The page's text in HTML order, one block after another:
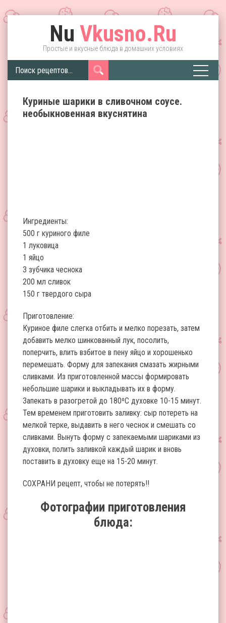
Nu Vkusno.Ru
Простые и вкусные блюда в домашних условиях
Куриные шарики в сливочном соусе.
необыкновенная вкуснятина
Ингредиенты:
500 г куриного филе
1 луковица
1 яйцо
3 зубчика чеснока
200 мл сливок
150 г твердого сыра
Приготовление:
Куриное филе слегка отбить и мелко порезать, затем
добавить мелко шинкованный лук, посолить,
поперчить, влить взбитое в пену яйцо и хорошенько
перемешать. Форму для запекания смазать жирными
сливками. Из приготовленной массы формировать
небольшие шарики и выкладывать их в форму.
Запекать в разогретой до 180ºС духовке 10-15 минут.
Тем временем приготовить заливку: сыр потереть на
мелкой терке, выдавить в него чеснок и смешать со
сливками. Вынуть форму с запекаемыми шариками из
духовки, полить заливкой каждый шарик и вновь
поставить в духовку еще на 15-20 минут.
СОХРАНИ рецепт, чтобы не потерять!!
Фотографии приготовления
блюда: